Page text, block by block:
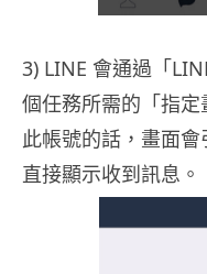
3) LINE 會通過「
個任務所需的「指
此帳號的話，畫面
直接顯示收到訊息。